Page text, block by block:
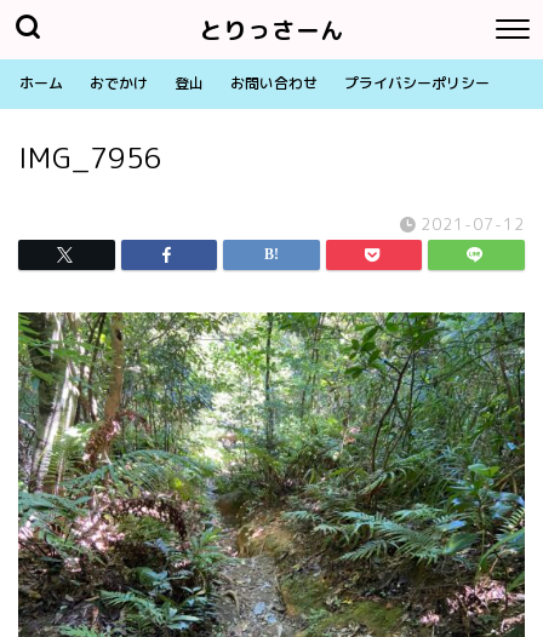
とりっさーん
ホーム おでかけ 登山 お問い合わせ プライバシーポリシー
IMG_7956
2021-07-12